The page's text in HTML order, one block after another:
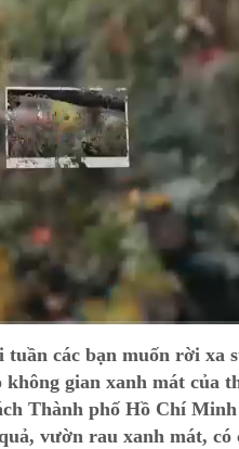
các bạn muốn rời xa
gian xanh mát của
Thành phố Hồ Chí
vườn rau xanh mát, có